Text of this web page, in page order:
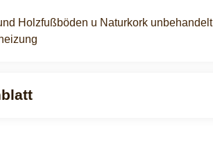
Holzfußböden u Naturkork unbehandelt